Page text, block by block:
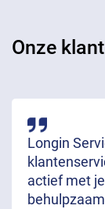
Onze
Longin
actief met